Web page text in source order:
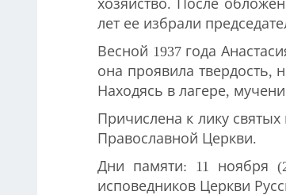
хозяйство. После
лет ее избрали
Весной 1937 года
она проявила твердость,
Находясь в лагере,
Причислена к лику
Православной Церкви.
Дни памяти: 11 ноября
исповедников Церкви